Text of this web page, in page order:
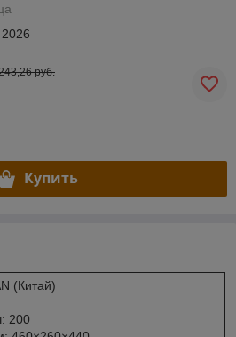
2026
руб.
Купить
(Китай)
200